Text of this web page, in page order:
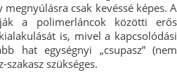
csak kevéssé képes. A
a polimerláncok közötti erős
is, mivel a kapcsolódási
hat egységnyi „csupasz” (nem
szükséges.